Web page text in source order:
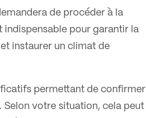
de procéder à la
pour garantir la
instaurer un climat de
permettant de confirmer
Selon votre situation, cela peut